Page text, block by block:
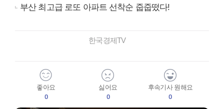
부산 최고급 로또 아파트 선착순 줍줍떴다!
한국경제TV
좋아요
0
싫어요
0
후속기사 원해요
0